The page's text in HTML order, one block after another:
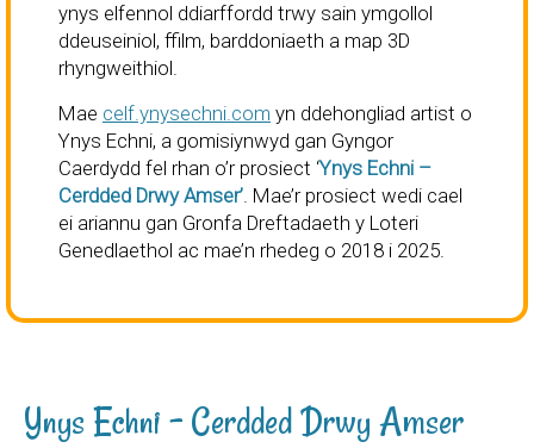
ynys elfennol ddiarffordd trwy sain ymgollol
ddeuseiniol, ffilm, barddoniaeth a map 3D
rhyngweithiol.
Mae celf.ynysechni.com yn ddehongliad artist o
Ynys Echni, a gomisiynwyd gan Gyngor
Caerdydd fel rhan o’r prosiect ‘Ynys Echni –
Cerdded Drwy Amser’. Mae’r prosiect wedi cael
ei ariannu gan Gronfa Dreftadaeth y Loteri
Genedlaethol ac mae’n rhedeg o 2018 i 2025.
Ynys Echni – Cerdded Drwy Amser